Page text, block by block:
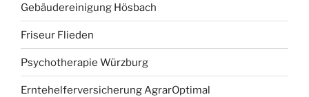
Gebäudereinigung Hösbach
Friseur Flieden
Psychotherapie Würzburg
Erntehelferversicherung AgrarOptimal